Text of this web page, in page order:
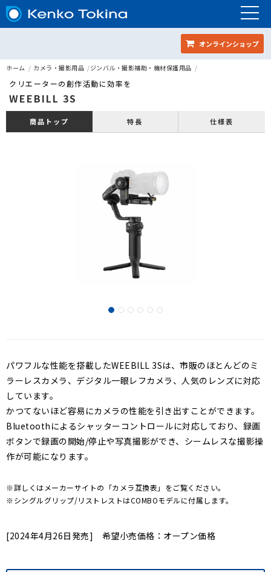
オンラインショップ
ホーム カメラ・撮影用品 ジンバル・撮影補助・機材保護用品
クリエーターの創作活動に効率を
WEEBILL 3S
商品トップ 特長 仕様表
パワフルな性能を搭載したWEEBILL 3Sは、市販のほとんどのミ
ラーレスカメラ、デジタル一眼レフカメラ、人気のレンズに対応
しています。
かつてないほど容易にカメラの性能を引き出すことができます。
Bluetoothによるシャッターコントロールに対応しており、録画
ボタンで録画の開始/停止や写真撮影ができ、シームレスな撮影操
作が可能になります。
※詳しくはメーカーサイトの「カメラ互換表」をご覧ください。
※シングルグリップ/リストレストはCOMBOモデルに付属します。
[2024年4月26日発売] 希望小売価格：オープン価格